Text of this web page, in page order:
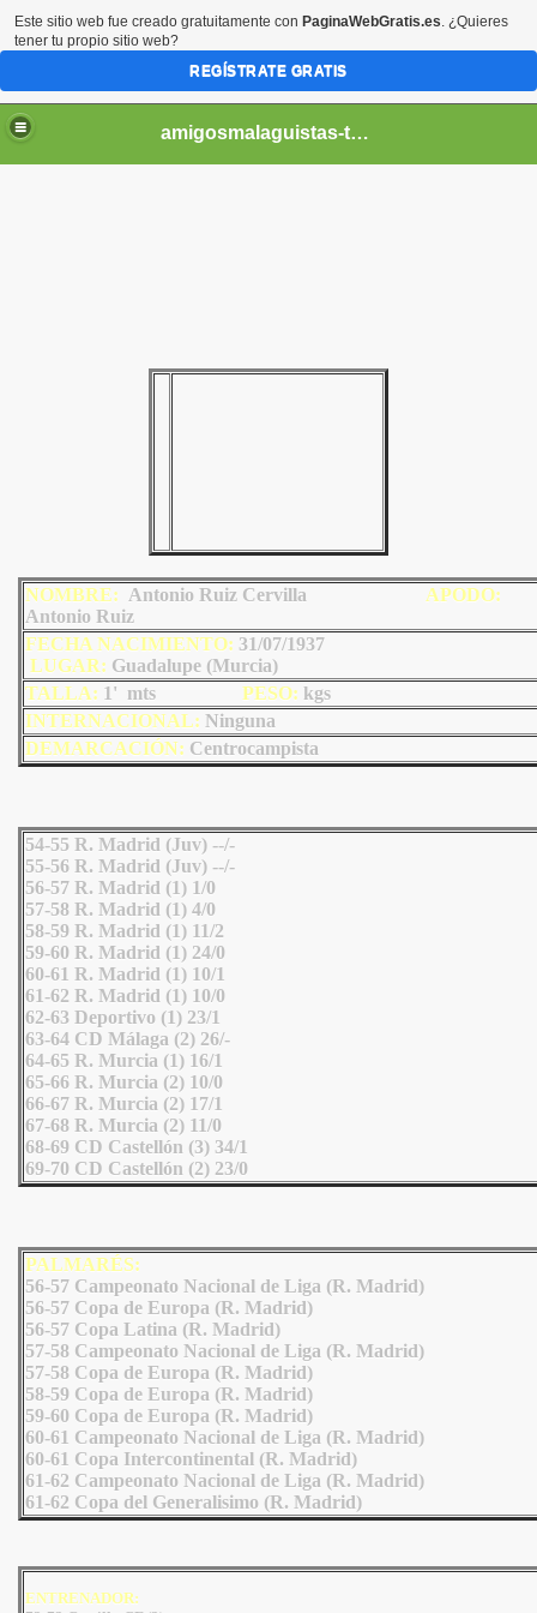
amigosmalaguistas-temporadas
NOMBRE: Antonio Ruiz Cervilla APODO:
Antonio Ruiz
FECHA NACIMIENTO: 31/07/1937
LUGAR: Guadalupe (Murcia)
TALLA: 1' mts PESO: kgs
INTERNACIONAL: Ninguna
DEMARCACIÓN: Centrocampista
54-55 R. Madrid (Juv) --/-
55-56 R. Madrid (Juv) --/-
56-57 R. Madrid (1) 1/0
57-58 R. Madrid (1) 4/0
58-59 R. Madrid (1) 11/2
59-60 R. Madrid (1) 24/0
60-61 R. Madrid (1) 10/1
61-62 R. Madrid (1) 10/0
62-63 Deportivo (1) 23/1
63-64 CD Málaga (2) 26/-
64-65 R. Murcia (1) 16/1
65-66 R. Murcia (2) 10/0
66-67 R. Murcia (2) 17/1
67-68 R. Murcia (2) 11/0
68-69 CD Castellón (3) 34/1
69-70 CD Castellón (2) 23/0
PALMARÉS:
56-57 Campeonato Nacional de Liga (R. Madrid)
56-57 Copa de Europa (R. Madrid)
56-57 Copa Latina (R. Madrid)
57-58 Campeonato Nacional de Liga (R. Madrid)
57-58 Copa de Europa (R. Madrid)
58-59 Copa de Europa (R. Madrid)
59-60 Copa de Europa (R. Madrid)
60-61 Campeonato Nacional de Liga (R. Madrid)
60-61 Copa Intercontinental (R. Madrid)
61-62 Campeonato Nacional de Liga (R. Madrid)
61-62 Copa del Generalisimo (R. Madrid)
ENTRENADOR:
Este sitio web fue creado gratuitamente con PaginaWebGratis.es. ¿Quieres
tener tu propio sitio web?
REGÍSTRATE GRATIS